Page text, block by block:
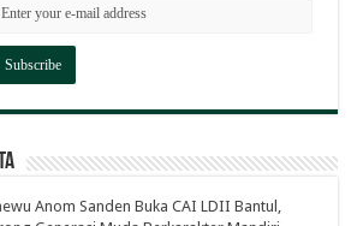
Anom Sanden Buka CAI LDII Bantul,